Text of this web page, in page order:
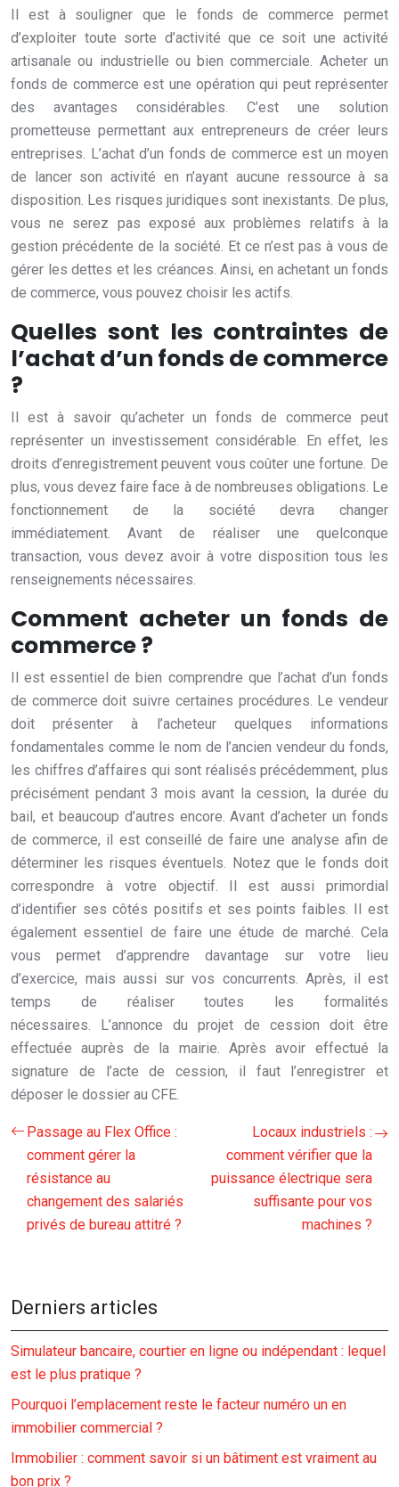
Il est à souligner que le fonds de commerce permet
d’exploiter toute sorte d’activité que ce soit une activité
artisanale ou industrielle ou bien commerciale. Acheter un
fonds de commerce est une opération qui peut représenter
des avantages considérables. C’est une solution
prometteuse permettant aux entrepreneurs de créer leurs
entreprises. L’achat d’un fonds de commerce est un moyen
de lancer son activité en n’ayant aucune ressource à sa
disposition. Les risques juridiques sont inexistants. De plus,
vous ne serez pas exposé aux problèmes relatifs à la
gestion précédente de la société. Et ce n’est pas à vous de
gérer les dettes et les créances. Ainsi, en achetant un fonds
de commerce, vous pouvez choisir les actifs.
Quelles sont les contraintes de
l’achat d’un fonds de commerce
?
Il est à savoir qu’acheter un fonds de commerce peut
représenter un investissement considérable. En effet, les
droits d’enregistrement peuvent vous coûter une fortune. De
plus, vous devez faire face à de nombreuses obligations. Le
fonctionnement de la société devra changer
immédiatement. Avant de réaliser une quelconque
transaction, vous devez avoir à votre disposition tous les
renseignements nécessaires.
Comment acheter un fonds de
commerce ?
Il est essentiel de bien comprendre que l’achat d’un fonds
de commerce doit suivre certaines procédures. Le vendeur
doit présenter à l’acheteur quelques informations
fondamentales comme le nom de l’ancien vendeur du fonds,
les chiffres d’affaires qui sont réalisés précédemment, plus
précisément pendant 3 mois avant la cession, la durée du
bail, et beaucoup d’autres encore. Avant d’acheter un fonds
de commerce, il est conseillé de faire une analyse afin de
déterminer les risques éventuels. Notez que le fonds doit
correspondre à votre objectif. Il est aussi primordial
d’identifier ses côtés positifs et ses points faibles. Il est
également essentiel de faire une étude de marché. Cela
vous permet d’apprendre davantage sur votre lieu
d’exercice, mais aussi sur vos concurrents. Après, il est
temps de réaliser toutes les formalités
nécessaires. L’annonce du projet de cession doit être
effectuée auprès de la mairie. Après avoir effectué la
signature de l’acte de cession, il faut l’enregistrer et
déposer le dossier au CFE.
Passage au Flex Office :
comment gérer la
résistance au
changement des salariés
privés de bureau attitré ?
Locaux industriels :
comment vérifier que la
puissance électrique sera
suffisante pour vos
machines ?
Derniers articles
Simulateur bancaire, courtier en ligne ou indépendant : lequel
est le plus pratique ?
Pourquoi l’emplacement reste le facteur numéro un en
immobilier commercial ?
Immobilier : comment savoir si un bâtiment est vraiment au
bon prix ?